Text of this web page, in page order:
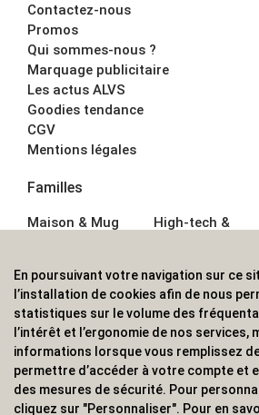
Contactez-nous
Promos
Qui sommes-nous ?
Marquage publicitaire
Les actus ALVS
Goodies tendance
CGV
Mentions légales
Familles
Maison & Mug
Écriture
Bagagerie sacs
High-tech &
Sport &
Outdoor
Enfant
ALVS, fournisseur d'objets
professionnels. Une implantation
En poursuivant votre navigation sur ce
l’installation de cookies afin de nous
statistiques sur le volume des
l’intérêt et l’ergonomie de nos services,
informations lorsque vous remplissez
permettre d’accéder à votre compte et
des mesures de sécurité. Pour
cliquez sur "Personnaliser". Pour en